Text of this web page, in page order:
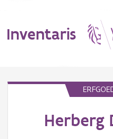
Inventaris
ErfgoedobjectHerberg